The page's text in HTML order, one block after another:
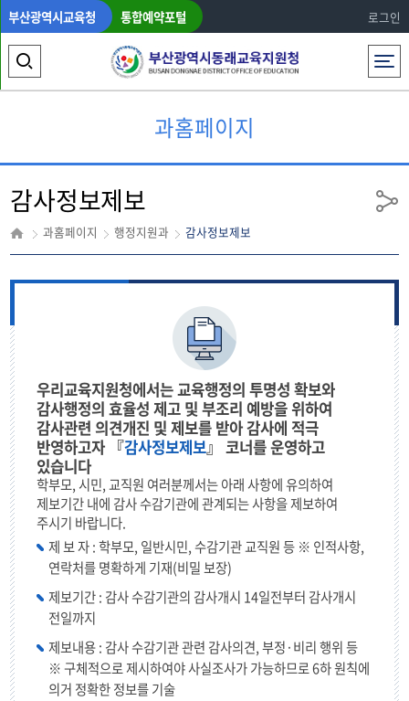
부산광역시교육청 통합예약포털 로그인
전체메뉴
색
역
열
기
과홈페이지
감사정보제보
과홈페이지 행정지원과 감사정보제보
공
우리교육지원청에서는 교육행정의 투명성 확보와
감사행정의 효율성 제고 및 부조리 예방을 위하여
감사관련 의견개진 및 제보를 받아 감사에 적극
반영하고자 『감사정보제보』 코너를 운영하고
있습니다
학부모, 시민, 교직원 여러분께서는 아래 사항에 유의하여
제보기간 내에 감사 수감기관에 관계되는 사항을 제보하여
주시기 바랍니다.
제 보 자 : 학부모, 일반시민, 수감기관 교직원 등 ※ 인적사항,
연락처를 명확하게 기재(비밀 보장)
제보기간 : 감사 수감기관의 감사개시 14일전부터 감사개시
전일까지
제보내용 : 감사 수감기관 관련 감사의견, 부정·비리 행위 등
※ 구체적으로 제시하여야 사실조사가 가능하므로 6하 원칙에
의거 정확한 정보를 기술